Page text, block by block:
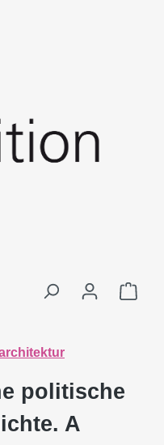
politische
A